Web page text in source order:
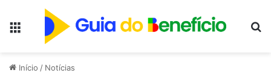
Início / Notícias